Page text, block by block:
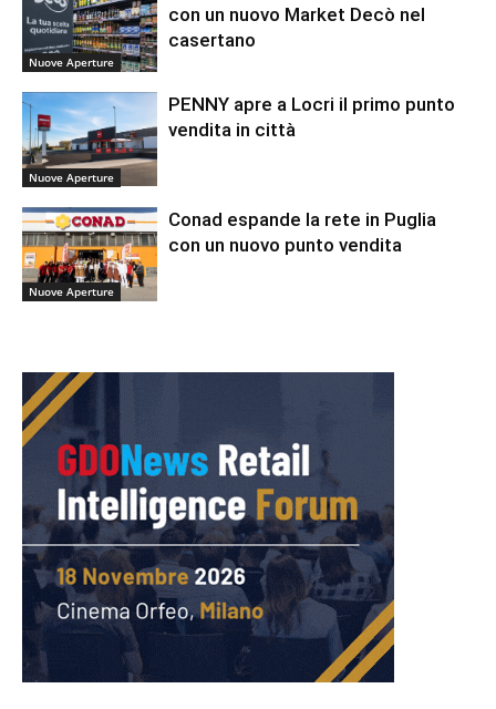
Nuove Aperture
con un nuovo Market Decò nel
casertano
Nuove Aperture
PENNY apre a Locri il primo punto
vendita in città
Nuove Aperture
Conad espande la rete in Puglia
con un nuovo punto vendita